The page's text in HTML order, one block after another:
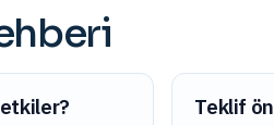
Teklif